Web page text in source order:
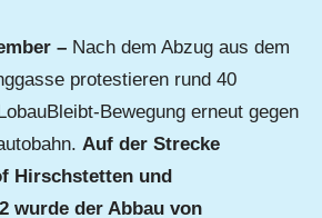
– Nach dem Abzug aus dem
protestieren rund 40
Bewegung erneut gegen
Auf der Strecke
Hirschstetten und
wurde der Abbau von